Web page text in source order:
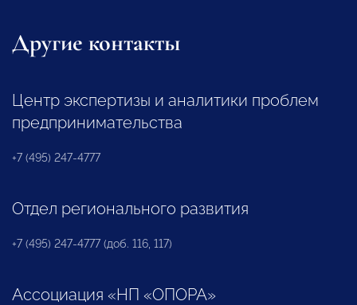
Другие контакты
Центр экспертизы и аналитики проблем
предпринимательства
+7 (495) 247-4777
Отдел регионального развития
+7 (495) 247-4777 (доб. 116, 117)
Ассоциация «НП «ОПОРА»